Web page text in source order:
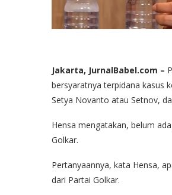
Jakarta, JurnalBabel.com –
bersyaratnya terpidana kasus
Setya Novanto atau Setnov,
Hensa mengatakan, belum
Golkar.
Pertanyaannya, kata Hensa,
dari Partai Golkar.